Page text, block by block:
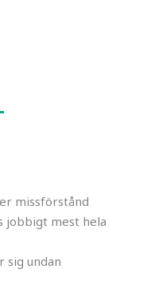
missförstånd
jobbigt mest hela
sig undan